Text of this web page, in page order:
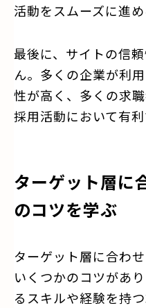
活動をスムーズに進め
最後に、サイトの信
ん。多くの企業が利
性が高く、多くの求
採用活動において有利
ターゲット層に
のコツを学ぶ
ターゲット層に合わ
いくつかのコツがあ
るスキルや経験を持